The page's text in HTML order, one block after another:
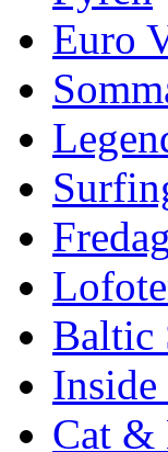
Euro
Baltic
Cat &